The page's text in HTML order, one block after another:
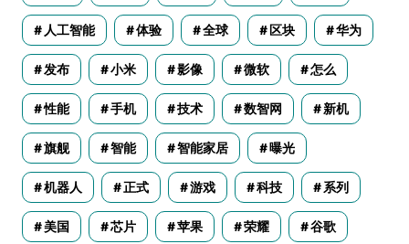
人工智能 体验 全球 区块 华为
发布 小米 影像 微软 怎么
性能 手机 技术 数智网 新机
旗舰 智能 智能家居 曝光
机器人 正式 游戏 科技 系列
美国 芯片 苹果 荣耀 谷歌